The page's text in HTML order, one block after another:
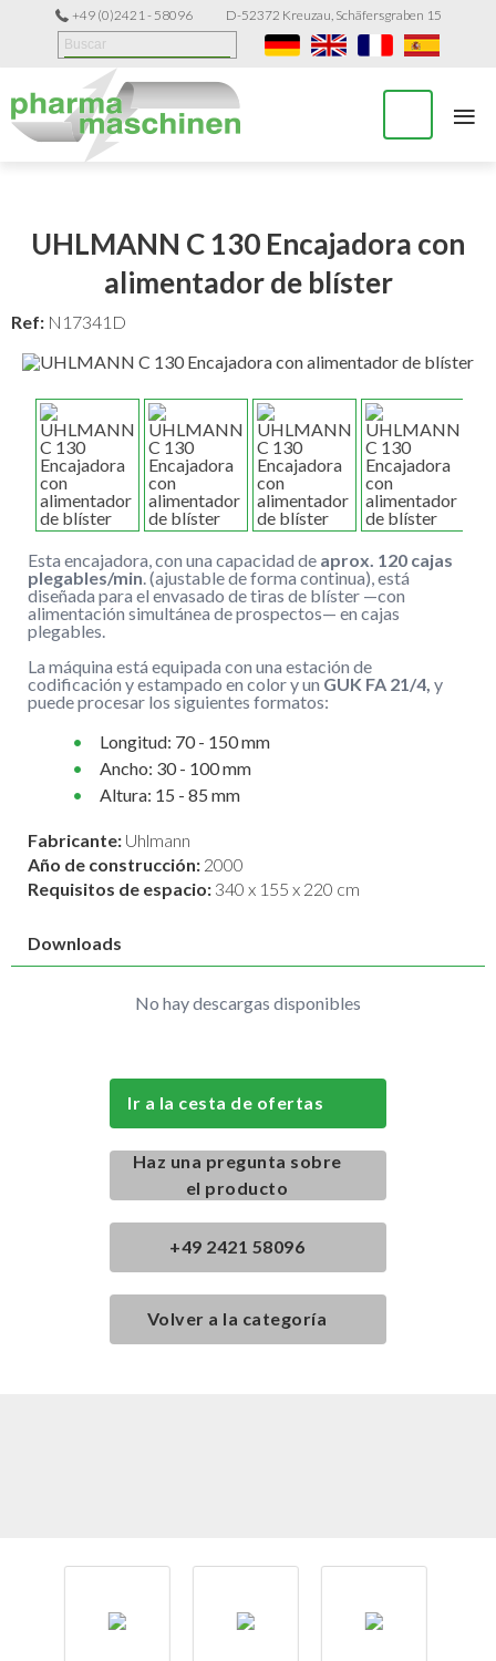
+49 (0)2421 - 58096 D-52372 Kreuzau, Schäfersgraben 15
≡
UHLMANN C 130 Encajadora con
alimentador de blíster
Ref: N17341D
Esta encajadora, con una capacidad de aprox. 120 cajas
plegables/min . (ajustable de forma continua), está
diseñada para el envasado de tiras de blíster —con
alimentación simultánea de prospectos— en cajas
plegables.
La máquina está equipada con una estación de
codificación y estampado en color y un GUK FA 21/4, y
puede procesar los siguientes formatos:
Longitud: 70 - 150 mm
Ancho: 30 - 100 mm
Altura: 15 - 85 mm
Fabricante: Uhlmann
Año de construcción: 2000
Requisitos de espacio: 340 x 155 x 220 cm
Downloads
No hay descargas disponibles
Ir a la cesta de ofertas
Haz una pregunta sobre
el producto
+49 2421 58096
Volver a la categoría